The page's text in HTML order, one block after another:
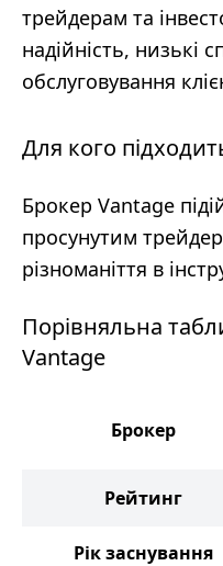
трейдерам та
надійність, низькі
обслуговування
Для кого
Брокер Vantage
просунутим
різноманіття в
Порівняльна
Vantage
Брокер
Рейтинг
Рік заснування